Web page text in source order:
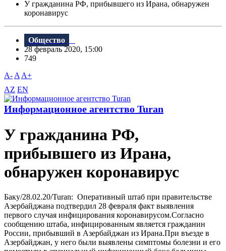
У гражданина РФ, прибывшего из Ирана, обнаружен
коронавирус
Общество
28 февраль 2020, 15:00
749
A- A A+
AZ EN
Информационное агентство Turan
У гражданина РФ,
прибывшего из Ирана,
обнаружен коронавирус
Баку/28.02.20/Turan: Оперативный штаб при правительстве
Азербайджана подтвердил 28 февраля факт выявления
первого случая инфицирования коронавирусом.Согласно
сообщению штаба, инфицированным является гражданин
России, прибывший в Азербайджан из Ирана.При въезде в
Азербайджан, у него были выявлены симптомы болезни и его